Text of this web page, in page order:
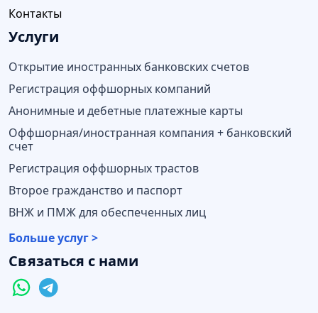
Контакты
Услуги
Открытие иностранных банковских счетов
Регистрация оффшорных компаний
Анонимные и дебетные платежные карты
Оффшорная/иностранная компания + банковский
счет
Регистрация оффшорных трастов
Второе гражданство и паспорт
ВНЖ и ПМЖ для обеспеченных лиц
Больше услуг >
Связаться с нами